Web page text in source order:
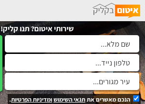
שירותי איטום? תנו קליק!
הנכם מאשרים אתתנאי השימושומדיניות הפרטיות.